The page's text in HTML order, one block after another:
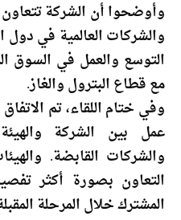
وأوضحوا أن الشركة
والشركات العالمية في دول
التوسع والعمل في السوق
مع قطاع البترول والغاز.
وفي ختام اللقاء، تم
عمل بين الشركة
والشركات القابضة.
التعاون بصورة أكثر
المشترك خلال المرحلة